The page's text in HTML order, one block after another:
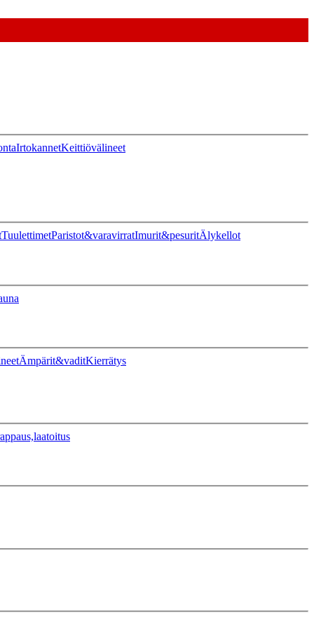
IrtokannetKeittiövälineet
TuulettimetParistot&varavirratImurit&pesuritÄlykellot
Ämpärit&vaditKierrätys